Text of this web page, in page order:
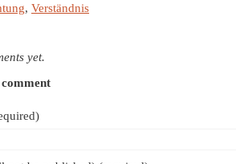
, Verständnis
yet.